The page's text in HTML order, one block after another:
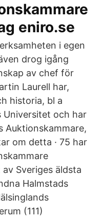
eniro.se
i egen
drog igång
av chef för
Laurell har,
historia, bl a
Universitet och har
Auktionskammare,
om detta · 75 har
Sveriges äldsta
Halmstads
(111)